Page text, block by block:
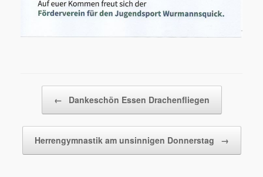
← Dankeschön Essen Drachenfliegen
Herrengymnastik am unsinnigen Donnerstag →